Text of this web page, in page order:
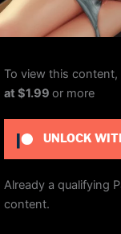
To view this
at $1.99 or more
UNLOCK
Already a qualifying
content.